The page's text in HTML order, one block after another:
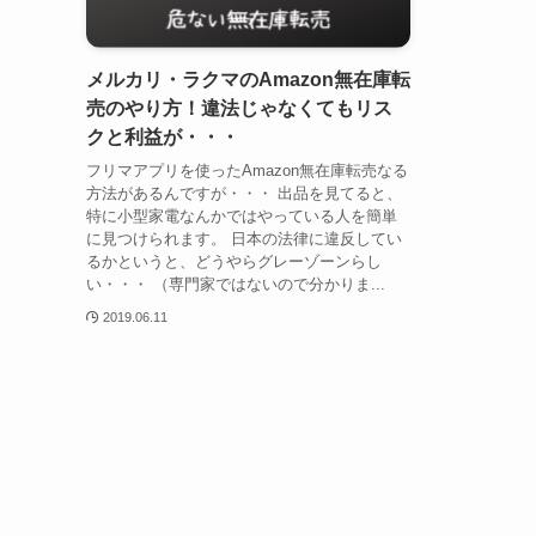
メルカリ・ラクマのAmazon無在庫転
売のやり方！違法じゃなくてもリス
クと利益が・・・
フリマアプリを使ったAmazon無在庫転売なる
方法があるんですが・・・ 出品を見てると、
特に小型家電なんかではやっている人を簡単
に見つけられます。 日本の法律に違反してい
るかというと、どうやらグレーゾーンらし
い・・・ （専門家ではないので分かりま...
2019.06.11